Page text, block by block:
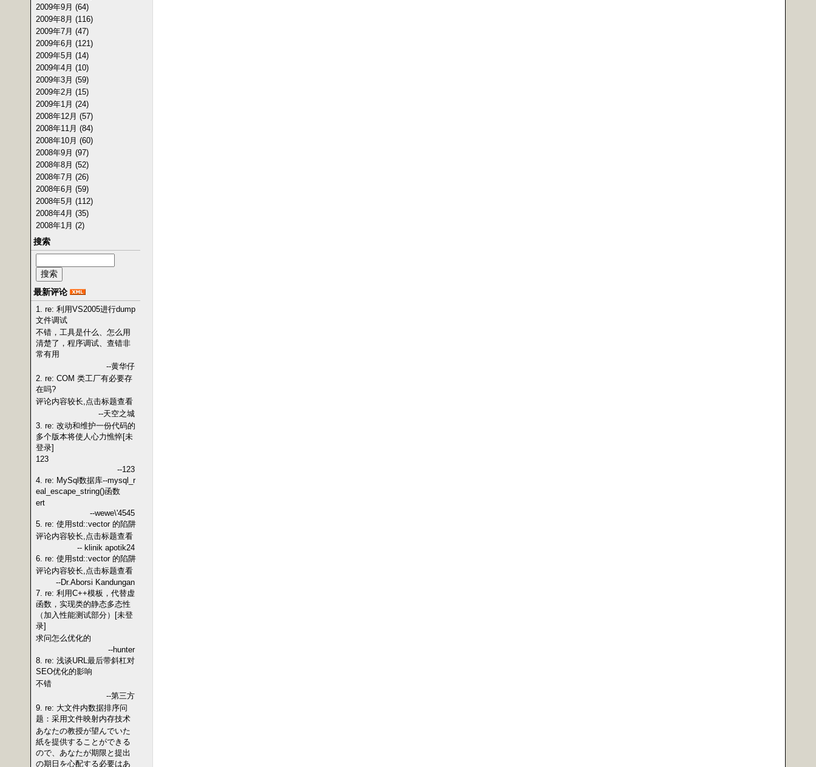
2009年9月 (64)
2009年8月 (116)
2009年7月 (47)
2009年6月 (121)
2009年5月 (14)
2009年4月 (10)
2009年3月 (59)
2009年2月 (15)
2009年1月 (24)
2008年12月 (57)
2008年11月 (84)
2008年10月 (60)
2008年9月 (97)
2008年8月 (52)
2008年7月 (26)
2008年6月 (59)
2008年5月 (112)
2008年4月 (35)
2008年1月 (2)
搜索
最新评论
1. re: 利用VS2005进行dump
文件调试
不错，工具是什么、怎么用
清楚了，程序调试、查错非
常有用
--黄华仔
2. re: COM 类工厂有必要存
在吗?
评论内容较长,点击标题查看
--天空之城
3. re: 改动和维护一份代码的
多个版本将使人心力憔悴[未
登录]
123
--123
4. re: MySql数据库--mysql_r
eal_escape_string()函数
ert
--wewe\'4545
5. re: 使用std::vector 的陷阱
评论内容较长,点击标题查看
-- klinik apotik24
6. re: 使用std::vector 的陷阱
评论内容较长,点击标题查看
--Dr.Aborsi Kandungan
7. re: 利用C++模板，代替虚
函数，实现类的静态多态性
（加入性能测试部分）[未登
录]
求问怎么优化的
--hunter
8. re: 浅谈URL最后带斜杠对
SEO优化的影响
不错
--第三方
9. re: 大文件内数据排序问
题：采用文件映射内存技术
あなたの教授が望んでいた
紙を提供することができる
ので、あなたが期限と提出
の期日を心配する必要はあ